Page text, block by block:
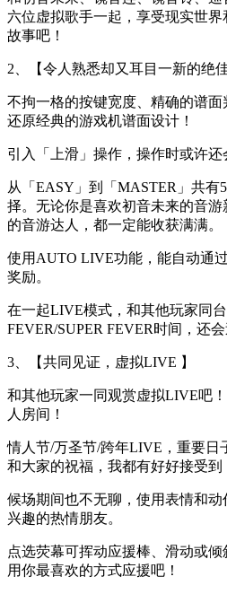
六位虚拟歌手一起，享受现实世
故事吧！
2、【令人熟悉却又耳目一新的绝
不拘一格的按键宽度、精确的谱面
还原经典的游戏机谱面设计！
引入「上滑」操作，操作时或许还
从「EASY」到「MASTER」共有
择。无论你是喜欢初音未来的音
的音游达人，都一定能收获满满。
使用AUTO LIVE功能，能自动通
奖励。
在一起LIVE模式，和其他玩家同
FEVER/SUPER FEVER时间，还
3、【共同见证，虚拟LIVE 】
和其他玩家一同观赏虚拟LIVE吧
人房间！
情人节/万圣节/跨年LIVE，重要日
和大家的祝福，我都有好好接受到
候场期间也不无聊，使用表情和
兴趣的热情朋友。
点选荧幕可挥动应援棒、滑动或倾
用你最喜欢的方式应援吧！